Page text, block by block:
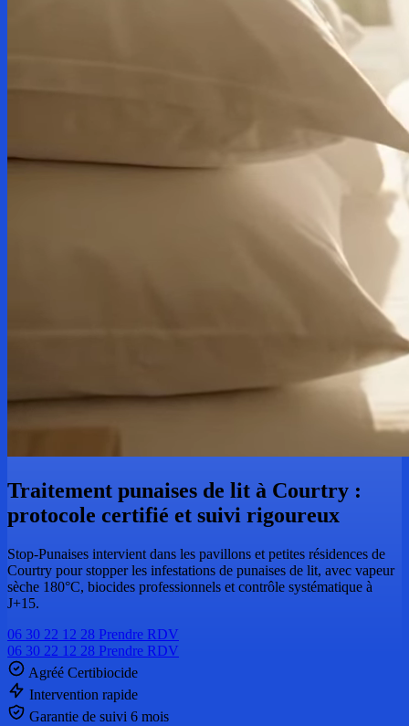
Traitement punaises de lit à Courtry :
protocole certifié et suivi rigoureux
Stop-Punaises intervient dans les pavillons et petites résidences de
Courtry pour stopper les infestations de punaises de lit, avec vapeur
sèche 180°C, biocides professionnels et contrôle systématique à
J+15.
06 30 22 12 28 Prendre RDV
06 30 22 12 28 Prendre RDV
Agréé Certibiocide
Intervention rapide
Garantie de suivi 6 mois